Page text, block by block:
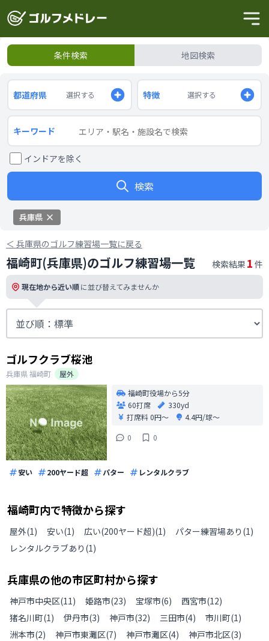
条件検索 地図検索
都道府県 選択する 特徴 選択する
キーワード
インドアを除く
検索
兵庫県
＜ 兵庫県のゴルフ練習場一覧に戻る
福崎町(兵庫県)のゴルフ練習場一覧 検索結果 1 件
現在地から近い順に並び替えてみませんか
ゴルフクラブ桜池
兵庫県福崎町
屋外
福崎町役場から5分
60打席
330yd
打席料0円〜
4.4円/球〜
0
0
安い 200ヤード超 パター レンタルクラブ
福崎町内で特徴から探す
屋外(1) 安い(1) 広い(200ヤード超)(1) パター練習場あり (1)
レンタルクラブあり (1)
兵庫県の他の市区町村から探す
神戸市中央区(11) 姫路市(23) 宝塚市(6) 西宮市(12)
猪名川町(1) 伊丹市(3) 神戸市(32) 三田市(4) 市川町(1)
洲本市(2) 神戸市東灘区(7) 神戸市灘区(4) 神戸市北区(3)